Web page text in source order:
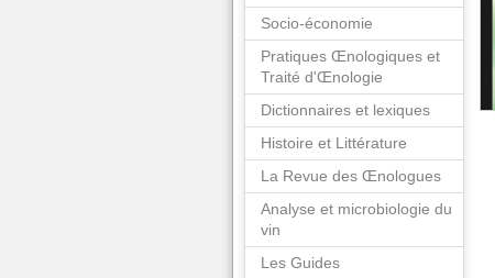
Socio-économie
Pratiques Œnologiques et
Traité d'Œnologie
Dictionnaires et lexiques
Histoire et Littérature
La Revue des Œnologues
Analyse et microbiologie du
vin
Les Guides